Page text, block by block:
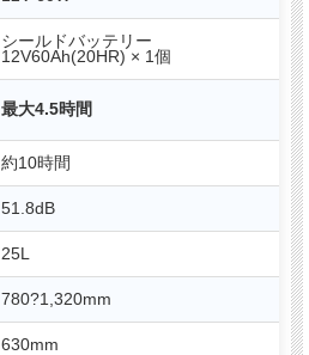
シールドバッテリー
12V60Ah(20HR) × 1個
最大4.5時間
約10時間
51.8dB
25L
780?1,320mm
630mm